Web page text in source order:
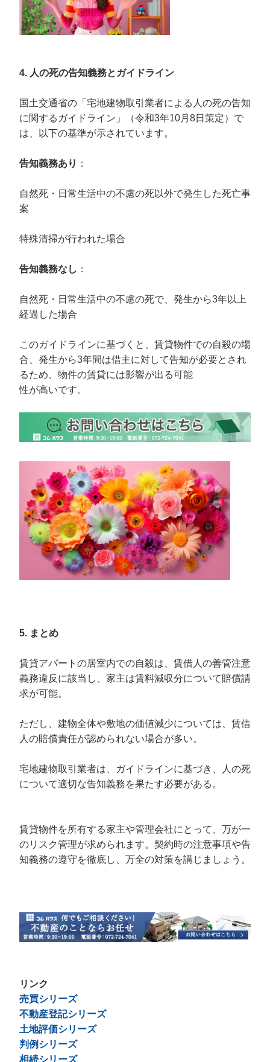
4. 人の死の告知義務とガイドライン
国土交通省の「宅地建物取引業者による人の死の告知
に関するガイドライン」（令和3年10月8日策定）で
は、以下の基準が示されています。
告知義務あり ：
自然死・日常生活中の不慮の死以外で発生した死亡事
案
特殊清掃が行われた場合
告知義務なし ：
自然死・日常生活中の不慮の死で、発生から3年以上
経過した場合
このガイドラインに基づくと、賃貸物件での自殺の場
合、発生から3年間は借主に対して告知が必要とされ
るため、物件の賃貸には影響が出る可能
性が高いです。
5. まとめ
賃貸アパートの居室内での自殺は、賃借人の善管注意
義務違反に該当し、家主は賃料減収分について賠償請
求が可能。
ただし、建物全体や敷地の価値減少については、賃借
人の賠償責任が認められない場合が多い。
宅地建物取引業者は、ガイドラインに基づき、人の死
について適切な告知義務を果たす必要がある。
賃貸物件を所有する家主や管理会社にとって、万が一
のリスク管理が求められます。契約時の注意事項や告
知義務の遵守を徹底し、万全の対策を講じましょう。
リンク
売買シリーズ
不動産登記シリーズ
土地評価シリーズ
判例シリーズ
相続シリーズ